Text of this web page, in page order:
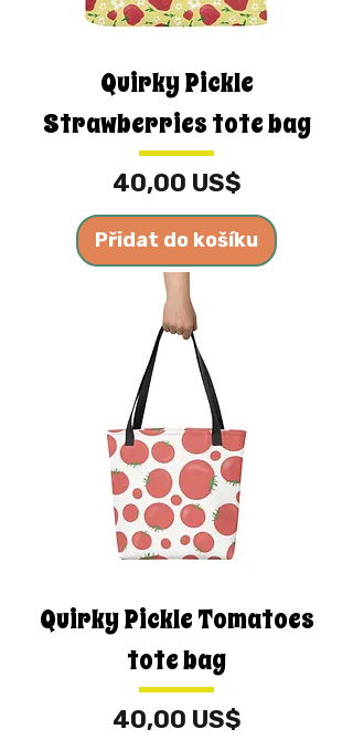
Quirky Pickle
Strawberries tote bag
Cena
40,00 US$
Přidat do košíku
Quirky Pickle Tomatoes
tote bag
Cena
40,00 US$